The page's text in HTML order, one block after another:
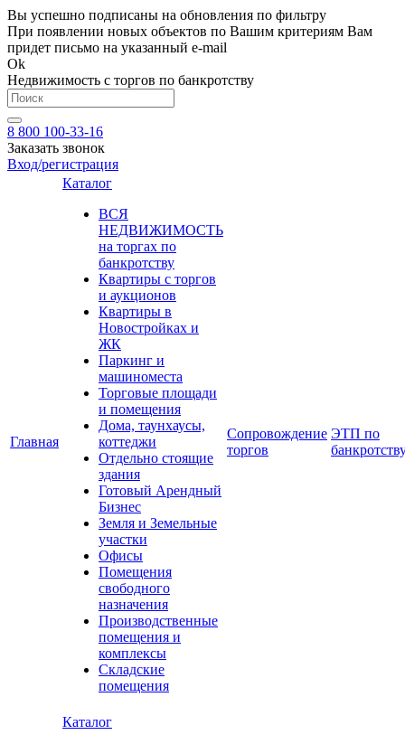
Вы успешно подписаны на обновления по фильтру
При появлении новых объектов по Вашим критериям Вам
придет письмо на указанный e-mail
Ok
Недвижимость с торгов по банкротству
8 800 100-33-16
Заказать звонок
Вход/регистрация
Главная
Каталог
ВСЯ
НЕДВИЖИМОСТЬ
на торгах по
банкротству
Квартиры с торгов
и аукционов
Квартиры в
Новостройках и
ЖК
Паркинг и
машиноместа
Торговые площади
и помещения
Дома, таунхаусы,
коттеджи
Отдельно стоящие
здания
Готовый Арендный
Бизнес
Земля и Земельные
участки
Офисы
Помещения
свободного
назначения
Производственные
помещения и
комплексы
Складские
помещения
Сопровождение
торгов
ЭТП по
Каталог